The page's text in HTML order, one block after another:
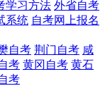
学习方法 外省自考
系统 自考网上报名
自考 荆门自考 咸
考 黄冈自考 黄石
考